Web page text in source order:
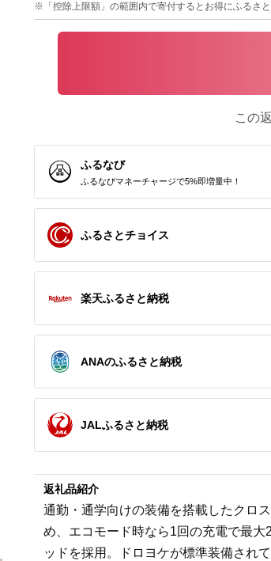
兵庫県 西脇市
寄付金額:600,000円
大阪府 泉佐野市
活】
日以内に出
山市 送料
鏡 鏡 バイ
※「控除上限額」の範囲内で寄付するとお得にふるさ
この
ふるなび
ふるなびマネーチャージで5%即増量中！
ふるさとチョイス
楽天ふるさと納税
ANAのふるさと納税
JALふるさと納税
返礼品紹介
通勤・通学向けの装備を搭載したクロ
め、エコモード時なら1回の充電で最
ッドを採用。ドロヨケが標準装備され